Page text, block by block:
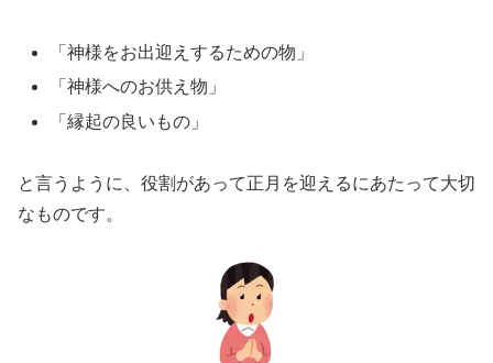
「神様をお出迎えするための物」
「神様へのお供え物」
「縁起の良いもの」
と言うように、役割があって正月を迎えるにあたって大切
なものです。